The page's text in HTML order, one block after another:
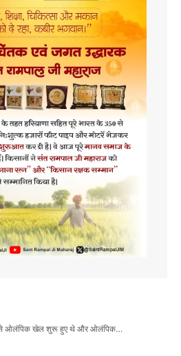
से ओलंपिक खेल शुरू हुए थे और ओलंपिक…